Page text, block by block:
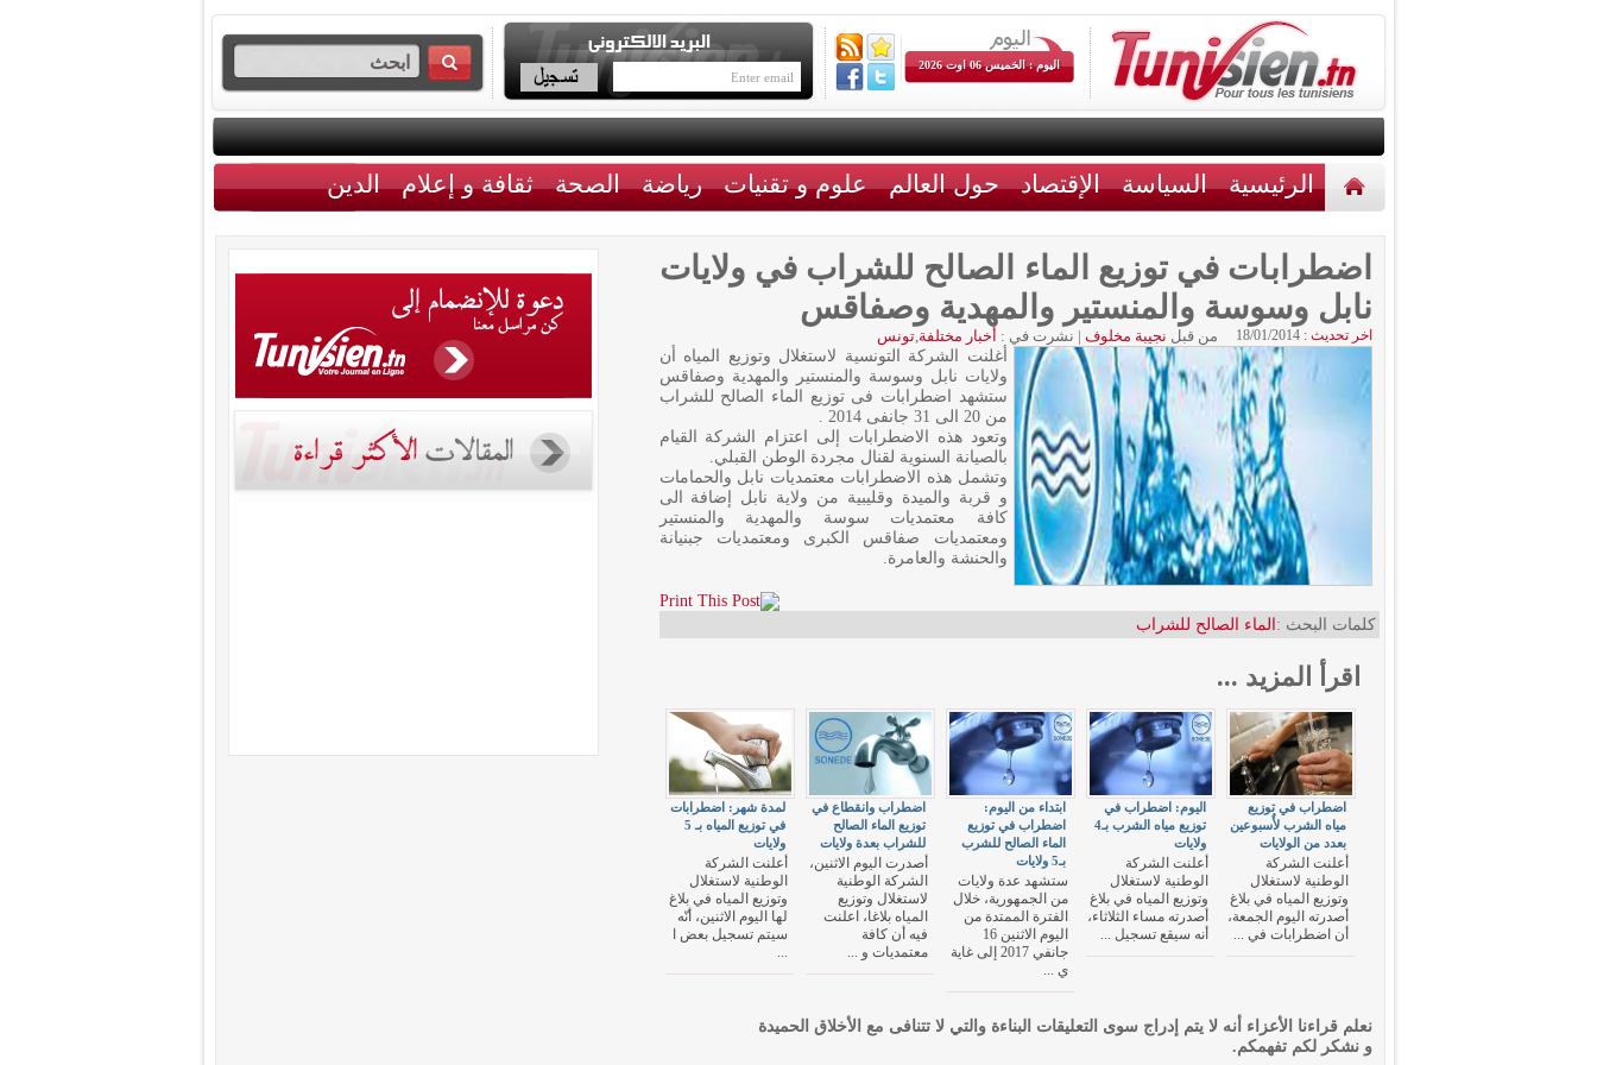
اليوم : الخميس 06 اوت 2026
الرئيسية السياسة الإقتصاد حول العالم علوم و تقنيات رياضة الصحة ثقافة و إعلام الدين
اضطرابات في توزيع الماء الصالح للشراب في ولايات
نابل وسوسة والمنستير والمهدية وصفاقس
اخر تحديث : 18/01/2014 من قبل نجيبة مخلوف | نشرت في : أخبار مختلفة,تونس
أغلنت الشركة التونسية لاستغلال وتوزيع المياه أن
ولايات نابل وسوسة والمنستير والمهدية وصفاقس
ستشهد اضطرابات فى توزيع الماء الصالح للشراب
من 20 الى 31 جانفى 2014 .
وتعود هذه الاضطرابات إلى اعتزام الشركة القيام
بالصيانة السنوية لقنال مجردة الوطن القبلي.
وتشمل هذه الاضطرابات معتمديات نابل والحمامات
و قربة والميدة وقليبية من ولاية نابل إضافة الى
كافة معتمديات سوسة والمهدية والمنستير
ومعتمديات صفاقس الكبرى ومعتمديات جبنيانة
والحنشة والعامرة.
كلمات البحث : الماء الصالح للشراب
اقرأ المزيد ...
لمدة شهر: اضطرابات
في توزيع المياه بـ 5
ولايات
أعلنت الشركة
الوطنية لاستغلال
وتوزيع المياه في بلاغ
لها اليوم الاثنين، أنّه
سيتم تسجيل بعض ا
...
اضطراب وانقطاع في
توزيع الماء الصالح
للشراب بعدة ولايات
أصدرت اليوم الاثنين،
الشركة الوطنية
لاستغلال وتوزيع
المياه بلاغا، اعلنت
فيه أن كافة
معتمديات و ...
ابتداء من اليوم:
اضطراب في توزيع
الماء الصالح للشرب
بـ5 ولايات
ستشهد عدة ولايات
من الجمهورية، خلال
الفترة الممتدة من
اليوم الاثنين 16
جانفي 2017 إلى غاية
ي ...
اليوم: اضطراب في
توزيع مياه الشرب بـ4
ولايات
أعلنت الشركة
الوطنية لاستغلال
وتوزيع المياه في بلاغ
أصدرته مساء الثلاثاء،
أنه سيقع تسجيل ...
اضطراب في توزيع
مياه الشرب لأُسبوعين
بعدد من الولايات
أعلنت الشركة
الوطنية لاستغلال
وتوزيع المياه في بلاغ
أصدرته اليوم الجمعة،
أن اضطرابات في ...
نعلم قراءنا الأعزاء أنه لا يتم إدراج سوى التعليقات البناءة والتي لا تتنافى مع الأخلاق الحميدة
و نشكر لكم تفهمكم.